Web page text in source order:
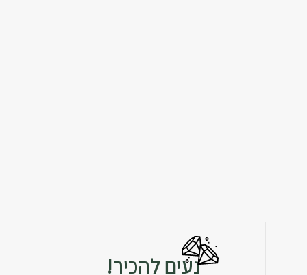
נעים להכיר!